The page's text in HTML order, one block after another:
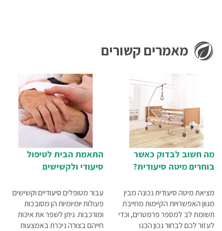
מאמרים קשורים
מה חשוב לבדוק כאשר
בוחרים מיטה סיעודית?
מציאת מיטה סיעודית נכונה מבין
מגוון האפשרויות הקיימות מחייבת
תשומת לב למספר פרמטרים, וכדי
לעזור לכם לבחור נכון הכנו
התאמת הבית לטיפול
סיעודי ולקשישים
עבור מטופלים סיעודיים וקשישים
פעולות יומיומיות הן מסובכות
ומורכבות. ניתן לשפר את איכות
חייהם בצורה ניכרת באמצעות